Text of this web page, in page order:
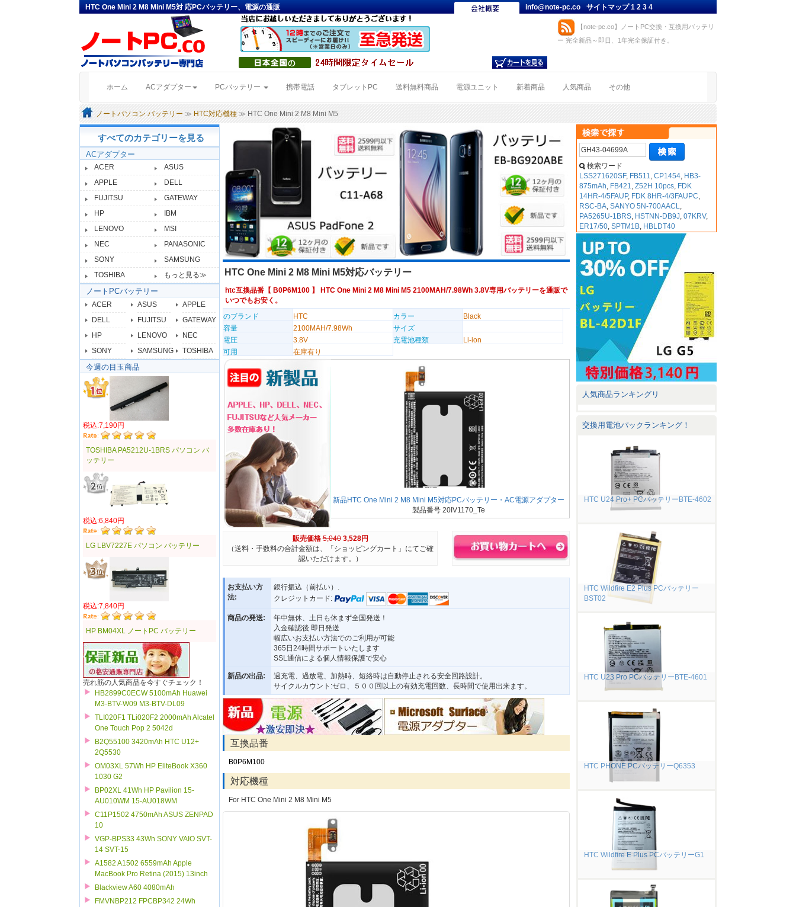
HTC One Mini 2 M8 Mini M5対 応PCバッテリー、電源の通販 info@note-pc.co サイトマップ1234
【note-pc.co】ノートPC交換・互換用バッテリ
ー 完全新品～即日、1年完全保証付き。
ホーム (current)ACアダプター PCバッテリー 携帯電話 タブレットPC 送料無料商品 電源ユニット 新着商品 人気商品 その他
ノートパソコン バッテリー ≫ HTC対応機種 ≫ HTC One Mini 2 M8 Mini M5
すべてのカテゴリーを見る
ACアダプター
ACER
ASUS
APPLE
DELL
FUJITSU
GATEWAY
HP
IBM
LENOVO
MSI
NEC
PANASONIC
SONY
SAMSUNG
TOSHIBA
もっと見る≫
ノートPCバッテリー
ACER ASUS
APPLE
DELL
FUJITSU
GATEWAY
HP
LENOVO
NEC
SONY
SAMSUNG TOSHIBA
今週の目玉商品
税込:7,190円
TOSHIBA PA5212U-1BRS パソコン バ
ッテリー
税込:6,840円
LG LBV7227E パソコン バッテリー
税込:7,840円
HP BM04XL ノートPC バッテリー
売れ筋の人気商品を今すぐチェック！
HB2899C0ECW 5100mAh Huawei
M3-BTV-W09 M3-BTV-DL09
TLI020F1 TLi020F2 2000mAh Alcatel
One Touch Pop 2 5042d
B2Q55100 3420mAh HTC U12+
2Q5530
OM03XL 57Wh HP EliteBook X360
1030 G2
BP02XL 41Wh HP Pavilion 15-
AU010WM 15-AU018WM
C11P1502 4750mAh ASUS ZENPAD
10
VGP-BPS33 43Wh SONY VAIO SVT-
14 SVT-15
A1582 A1502 6559mAh Apple
MacBook Pro Retina (2015) 13inch
Blackview A60 4080mAh
FMVNBP212 FPCBP342 24Wh
HTC One Mini 2 M8 Mini M5対応バッテリー
htc互換品番【 B0P6M100】 HTC One Mini 2 M8 Mini M5 2100MAH/7.98Wh 3.8V専用バッテリーを通販で
いつでもお安く。
のブランド
HTC カラー
Black
容量
2100MAH/7.98Wh
サイズ
電圧
3.8V 充電池種類
Li-ion
可用
在庫有り
新品HTC One Mini 2 M8 Mini M5対応PCバッテリー・AC電源アダプター
製品番号 20IV1170_Te
販売価格 5,040 3,528円
（送料・手数料の合計金額は、「ショッピングカート」にてご確
認いただけます。）
お支払い方
法:
銀行振込（前払い）.
クレジットカード:
商品の発送:
年中無休、土日も休まず全国発送！
入金確認後 即日発送
幅広いお支払い方法でのご利用が可能
365日24時間サポートいたします
SSL通信による個人情報保護で安心
新品の出品:
過充電、過放電、加熱時、短絡時は自動停止される安全回路設計。
サイクルカウント:ゼロ、５００回以上の有効充電回数、長時間で使用出来ます。
互換品番
B0P6M100
対応機種
For HTC One Mini 2 M8 Mini M5
検索ワード
LSS271620SF, FB511,CP1454, HB3-
875mAh, FB421,Z52H 10pcs, FDK
14HR-4/5FAUP, FDK 8HR-4/3FAUPC,
RSC-BA,SANYO 5N-700AACL,
PA5265U-1BRS, HSTNN-DB9J,07KRV,
ER17/50,SPTM1B, HBLDT40
人気商品ランキングリ
交換用電池パックランキング！
HTC U24 Pro+ PCバッテリーBTE-4602
HTC Wildfire E2 Plus PCバッテリー
BST02
HTC U23 Pro PCバッテリーBTE-4601
HTC PHONE PCバッテリーQ6353
HTC Wildfire E Plus PCバッテリーG1